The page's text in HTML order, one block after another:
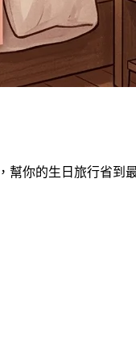
幫你的生日旅行省到最